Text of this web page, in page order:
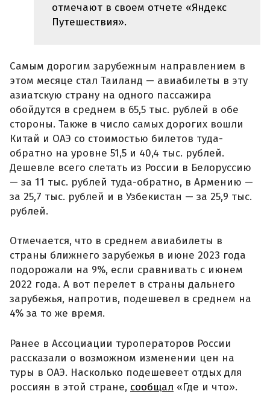
отмечают в своем отчете «Яндекс
Путешествия».
Самым дорогим зарубежным направлением в
этом месяце стал Таиланд — авиабилеты в эту
азиатскую страну на одного пассажира
обойдутся в среднем в 65,5 тыс. рублей в обе
стороны. Также в число самых дорогих вошли
Китай и ОАЭ со стоимостью билетов туда-
обратно на уровне 51,5 и 40,4 тыс. рублей.
Дешевле всего слетать из России в Белоруссию
— за 11 тыс. рублей туда-обратно, в Армению —
за 25,7 тыс. рублей и в Узбекистан — за 25,9 тыс.
рублей.
Отмечается, что в среднем авиабилеты в
страны ближнего зарубежья в июне 2023 года
подорожали на 9%, если сравнивать с июнем
2022 года. А вот перелет в страны дальнего
зарубежья, напротив, подешевел в среднем на
4% за то же время.
Ранее в Ассоциации туроператоров России
рассказали о возможном изменении цен на
туры в ОАЭ. Насколько подешевеет отдых для
россиян в этой стране, сообщал «Где и что».